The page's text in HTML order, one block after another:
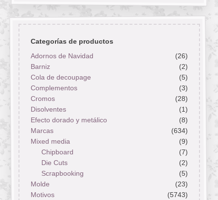
Categorías de productos
Adornos de Navidad
(26)
Barniz
(2)
Cola de decoupage
(5)
Complementos
(3)
Cromos
(28)
Disolventes
(1)
Efecto dorado y metálico
(8)
Marcas
(634)
Mixed media
(9)
Chipboard
(7)
Die Cuts
(2)
Scrapbooking
(5)
Molde
(23)
Motivos
(5743)